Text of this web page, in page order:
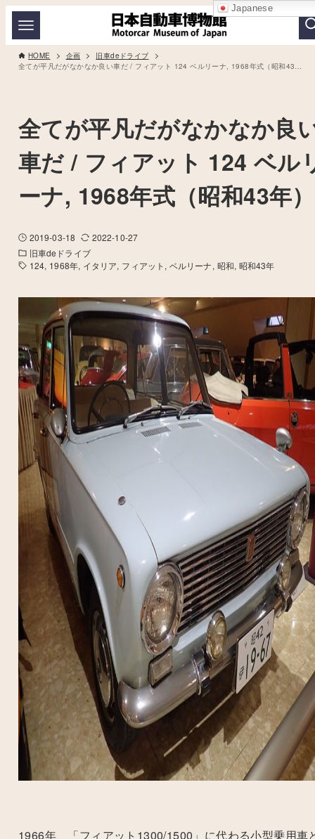
HOME 企画
旧車deドライブ
全てが平凡だがなかなか良い車だ / フィアット 124 ベルリーナ, 1968年式（昭和43年）
全てが平凡だがなかなか良
車だ / フィアット 124 ベル
ーナ, 1968年式（昭和43年）
2019-03-18
2022-10-27
旧車deドライブ
124 1968年 イタリア フィアット ベルリーナ 昭和 昭和43年
1966年、「フィアット 1300/1500 」に代わる小型乗用車
Japanese